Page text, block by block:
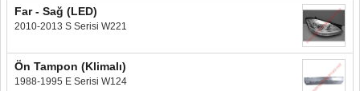
Far - Sağ (LED)
2010-2013 S Serisi W221
Ön Tampon (Klimalı)
1988-1995 E Serisi W124